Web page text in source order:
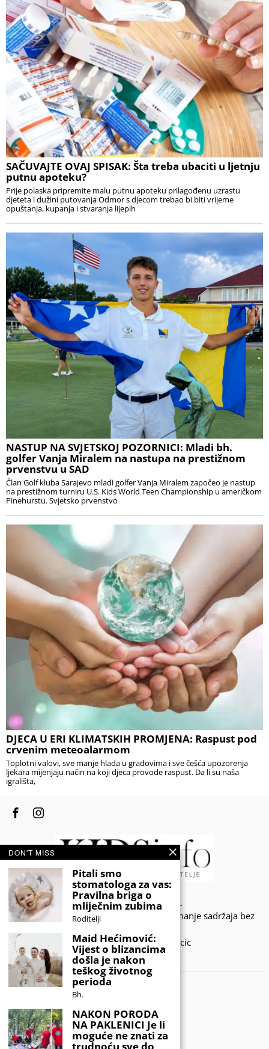
SAČUVAJTE OVAJ SPISAK: Šta treba ubaciti u ljetnju
putnu apoteku?
Prije polaska pripremite malu putnu apoteku prilagođenu uzrastu
djeteta i dužini putovanja Odmor s djecom trebao bi biti vrijeme
opuštanja, kupanja i stvaranja lijepih
NASTUP NA SVJETSKOJ POZORNICI: Mladi bh.
golfer Vanja Miralem na nastupa na prestižnom
prvenstvu u SAD
Član Golf kluba Sarajevo mladi golfer Vanja Miralem započeo je nastup
na prestižnom turniru U.S. Kids World Teen Championship u američkom
Pinehurstu. Svjetsko prvenstvo
DJECA U ERI KLIMATSKIH PROMJENA: Raspust pod
crvenim meteoalarmom
Toplotni valovi, sve manje hlada u gradovima i sve češća upozorenja
ljekara mijenjaju način na koji djeca provode raspust. Da li su naša
igrališta,
© 2020 - KIDSINFO.BA.
Sva prava zadržana. Zabranjeno preuzimanje sadržaja bez
Developed by Amar SIjercic
IZAŠAO JE NOVI MAGAZIN!
DON'T MISS
Pitali smo
stomatologa za vas:
Pravilna briga o
mliječnim zubima
Roditelji
Maid Hećimović:
Vijest o blizancima
došla je nakon
teškog životnog
perioda
Bh.
NAKON PORODA
NA PAKLENICI Je li
moguće ne znati za